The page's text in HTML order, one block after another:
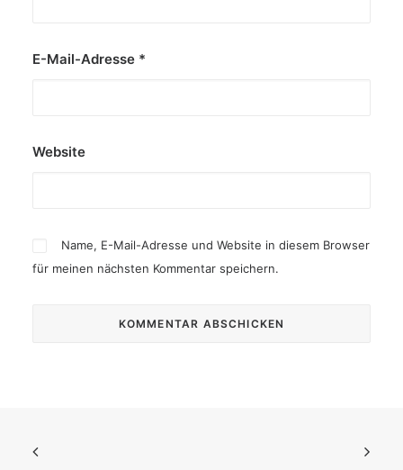
E-Mail-Adresse *
Website
Name, E-Mail-Adresse und Website in diesem Browser
für meinen nächsten Kommentar speichern.